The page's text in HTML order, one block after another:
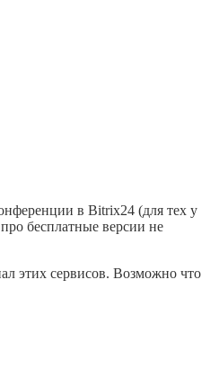
в Bitrix24 (для тех у
бесплатные версии не
этих сервисов. Возможно что